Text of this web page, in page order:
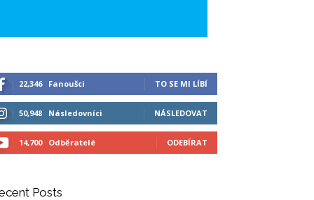
22,346 Fanoušci TO SE MI LÍBÍ
50,948 Následovníci NÁSLEDOVAT
14,700 Odběratelé ODEBÍRAT
Posts